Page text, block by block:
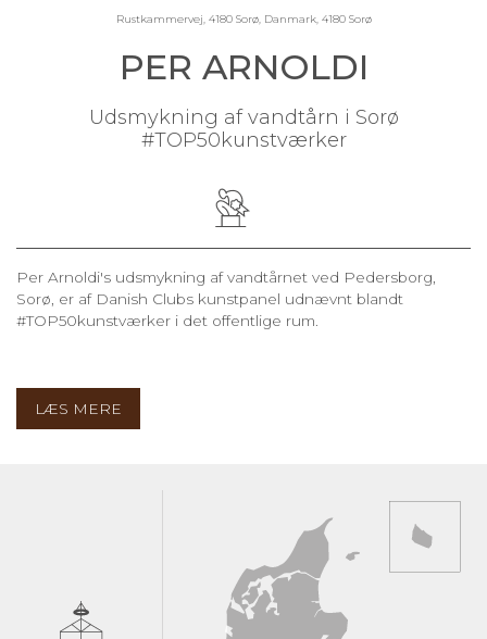
Rustkammervej, 4180 Sorø, Danmark, 4180 Sorø
PER ARNOLDI
Udsmykning af vandtårn i Sorø
#TOP50kunstværker
Per Arnoldi's udsmykning af vandtårnet ved Pedersborg,
Sorø, er af Danish Clubs kunstpanel udnævnt blandt
#TOP50kunstværker i det offentlige rum.
LÆS MERE